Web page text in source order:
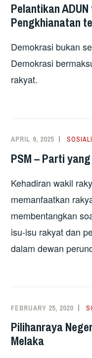
Pelantikan
Pengkhianatan
Demokrasi bukan
Demokrasi
rakyat.
APRIL 9, 2025
PSM – Parti
Kehadiran wakil
memanfaatkan
membentangkan
isu-isu rakyat dan
dalam dewan
FEBRUARY 25, 2020
Pilihanraya
Melaka